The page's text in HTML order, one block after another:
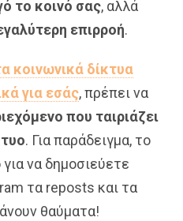
το κοινό σας, αλλά
επιρροή.
κοινωνικά δίκτυα
για εσάς, πρέπει να
που ταιριάζει
. Για παράδειγμα, το
για να δημοσιεύετε
τα reposts και τα
θαύματα!